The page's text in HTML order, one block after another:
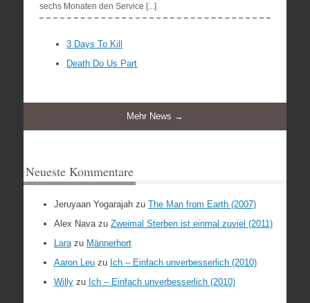
sechs Monaten den Service [...]
3 Days To Kill
Death Do Us Part
Mehr News →
Neueste Kommentare
Jeruyaan Yogarajahzu The Man from Earth (2007)
Alex Navazu Zweimal Sterben ist einmal zuviel (2011)
Larazu Männerhort
Aaron Leuzu Ich – Einfach unverbesserlich (2010)
Willyzu Ich – Einfach unverbesserlich (2010)